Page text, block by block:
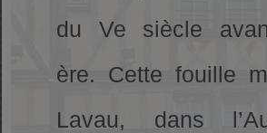
du Ve siècle
ère. Cette fouille
Lavau, dans